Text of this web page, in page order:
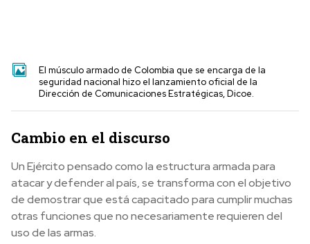
El músculo armado de Colombia que se encarga de la
seguridad nacional hizo el lanzamiento oficial de la
Dirección de Comunicaciones Estratégicas, Dicoe.
Cambio en el discurso
Un Ejército pensado como la estructura armada para
atacar y defender al país, se transforma con el objetivo
de demostrar que está capacitado para cumplir muchas
otras funciones que no necesariamente requieren del
uso de las armas.